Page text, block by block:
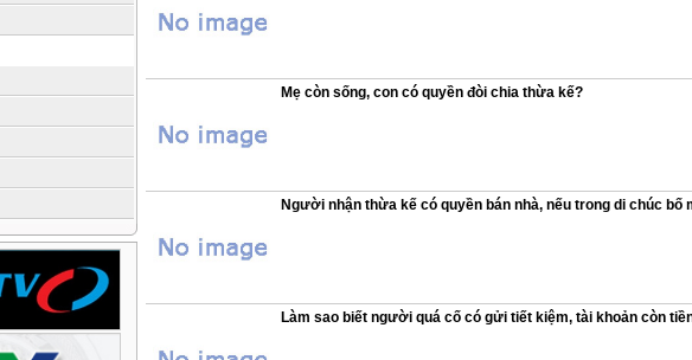
Mẹ còn sống, con có quyền đòi chia thừa kế?
Người nhận thừa kế có quyền bán nhà, nếu trong di chúc bố
Làm sao biết người quá cố có gửi tiết kiệm, tài khoản còn